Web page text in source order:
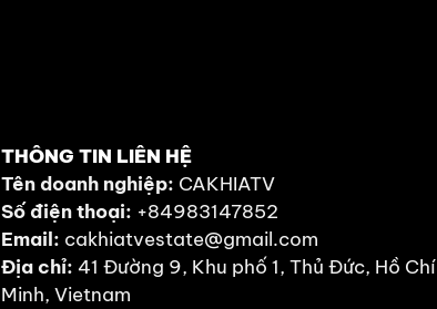
Đang tải video...
THÔNG TIN LIÊN HỆ
Tên doanh nghiệp: CAKHIATV
Số điện thoại: +84983147852
Email: cakhiatvestate@gmail.com
Địa chỉ: 41 Đường 9, Khu phố 1, Thủ Đức, Hồ Chí
Minh, Vietnam